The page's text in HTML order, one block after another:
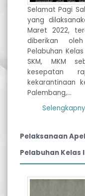
Selamat Pagi
yang
Maret 2022,
diberikan
Pelabuhan
SKM, MKM
kesepatan
kekarantinaan
Palembang,…
Pelaksanaan
Pelabuhan Kelas